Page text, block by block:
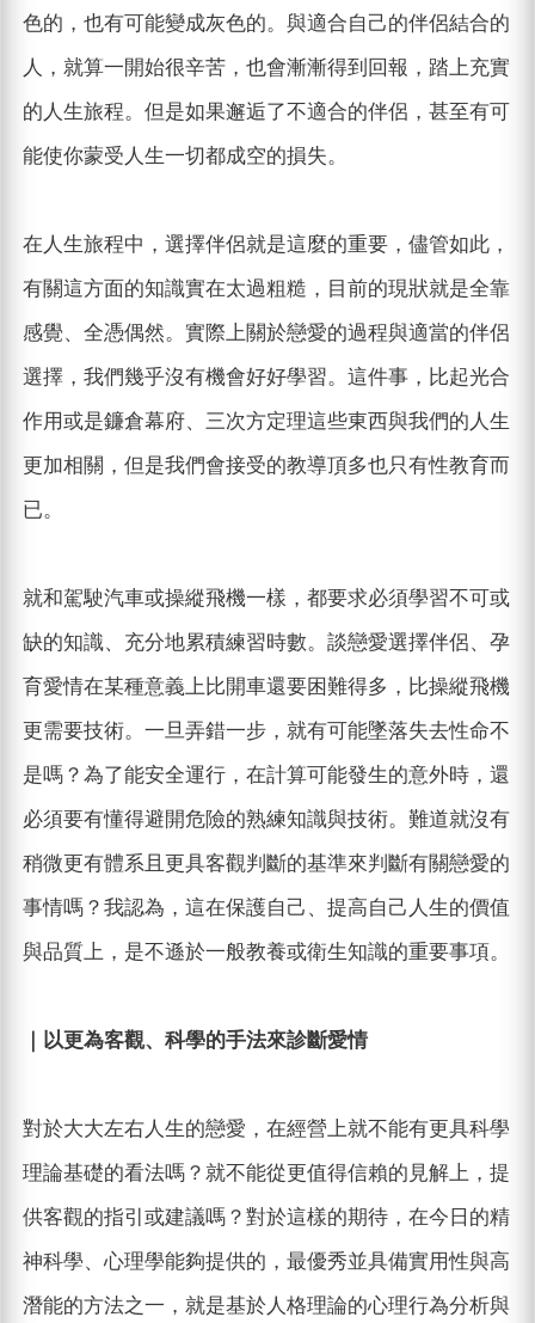
色的，也有可能變成灰色的。與適合自己的伴侶結合的
人，就算一開始很辛苦，也會漸漸得到回報，踏上充實
的人生旅程。但是如果邂逅了不適合的伴侶，甚至有可
能使你蒙受人生一切都成空的損失。
在人生旅程中，選擇伴侶就是這麼的重要，儘管如此，
有關這方面的知識實在太過粗糙，目前的現狀就是全靠
感覺、全憑偶然。實際上關於戀愛的過程與適當的伴侶
選擇，我們幾乎沒有機會好好學習。這件事，比起光合
作用或是鐮倉幕府、三次方定理這些東西與我們的人生
更加相關，但是我們會接受的教導頂多也只有性教育而
已。
就和駕駛汽車或操縱飛機一樣，都要求必須學習不可或
缺的知識、充分地累積練習時數。談戀愛選擇伴侶、孕
育愛情在某種意義上比開車還要困難得多，比操縱飛機
更需要技術。一旦弄錯一步，就有可能墜落失去性命不
是嗎？為了能安全運行，在計算可能發生的意外時，還
必須要有懂得避開危險的熟練知識與技術。難道就沒有
稍微更有體系且更具客觀判斷的基準來判斷有關戀愛的
事情嗎？我認為，這在保護自己、提高自己人生的價值
與品質上，是不遜於一般教養或衛生知識的重要事項。
｜以更為客觀、科學的手法來診斷愛情
對於大大左右人生的戀愛，在經營上就不能有更具科學
理論基礎的看法嗎？就不能從更值得信賴的見解上，提
供客觀的指引或建議嗎？對於這樣的期待，在今日的精
神科學、心理學能夠提供的，最優秀並具備實用性與高
潛能的方法之一，就是基於人格理論的心理行為分析與